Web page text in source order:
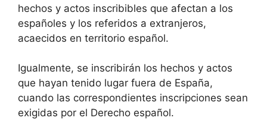
hechos y actos inscribibles que afectan a los
españoles y los referidos a extranjeros,
acaecidos en territorio español.
Igualmente, se inscribirán los hechos y actos
que hayan tenido lugar fuera de España,
cuando las correspondientes inscripciones sean
exigidas por el Derecho español.